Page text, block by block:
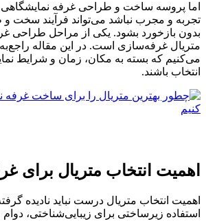
اما پروسه ساخت و طراحی غرفه‌ نمایشگاهی
تجربه و مجرب نباشد می‌تواند فرآیند سخت
بدون بازخورد بشود. یکی از مراحل طراحی
متریال غرفه‌سازی است. در این مقاله
می‌کنیم که بسته به مکان، زمان و شرایط
انتخاب باشند.
اهمیت انتخاب متریال برای
اهمیت انتخاب متریال درست نباید نادیده‌
استفاده زیرساختی برای زیبایی‌شناختی،